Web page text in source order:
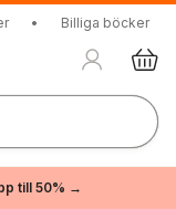
• Billiga böcker
till 50% →